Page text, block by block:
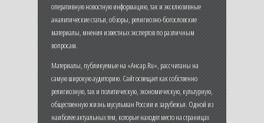
оперативную новостную информацию, так и эксклюзивные
аналитические статьи, обзоры, религиозно-богословские
материалы, мнения известных экспертов по различным
вопросам.
Материалы, публикуемые на «Ансар.Ru», рассчитаны на
самую широкую аудиторию. Сайт освещает как собственно
религиозную, так и политическую, экономическую, культурную,
общественную жизнь мусульман России и зарубежья. Одной из
наиболее актуальных тем, которые находят место на страницах